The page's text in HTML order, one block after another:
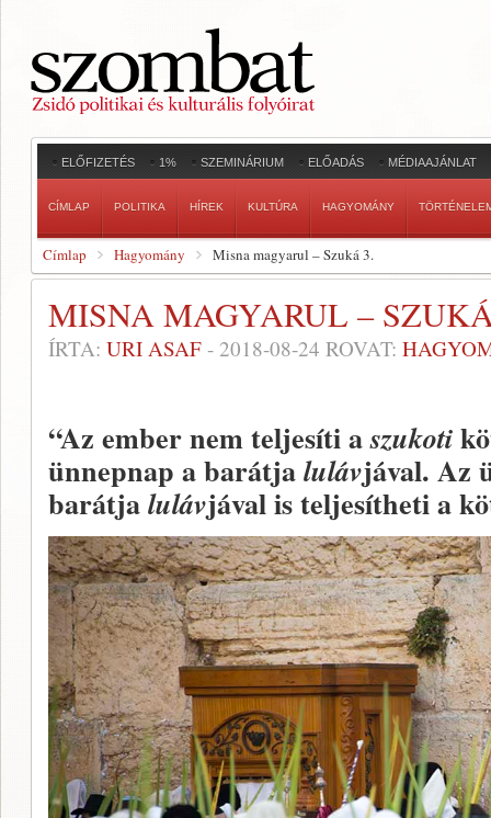
ELŐFIZETÉS 1% SZEMINÁRIUM ELŐADÁS MÉDIAAJÁNLAT
CÍMLAP POLITIKA HÍREK KULTÚRA HAGYOMÁNY
Címlap Hagyomány Misna magyarul – Szuká 3.
MISNA MAGYARUL –
ÍRTA: URI ASAF - 2018-08-24 ROVAT:
“Az ember nem teljesíti aszukoti
ünnepnap a barátjalulávjával. Az
barátjalulávjával is teljesítheti a